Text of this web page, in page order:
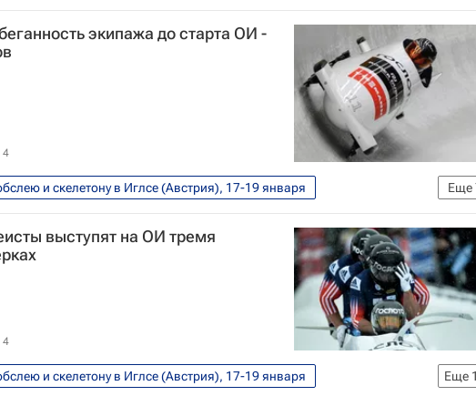
пакет
Кубок мира по бобслею Никита Захаров
экипажа до старта ОИ -
4
Еще
и скелетону в Иглсе (Австрия), 17-19 января
Олимпийские игры Спорт
Бобслей
мужчины
Зимние Олимпийские игры 2014
выступят на ОИ тремя
4
Еще
и скелетону в Иглсе (Австрия), 17-19 января